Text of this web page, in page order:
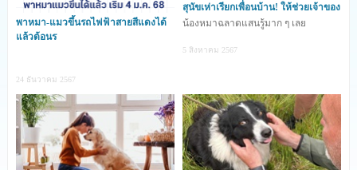
เรื่องราวสุดน่ารักของน้องหมาสายพันธุ์เฟรนช์ บูลด็อก ผสม
ชื่อดังเข้ามาอุ้มด้วยความเอ็นดู
น้องหมาตัวนี้มีชื่อว่า Teddy น้องถูกเจ้าของพามาร่วมงาน
เฉลิมฉลองการเลื่อนชั้นสู่พรีเมียร์ลีกของทีมฟุตบอล
พาหมา-แมวขึ้นรถไฟฟ้าสายสีแดงได้
แล้วต้อนร
24 ธันวาคม 2567
สุนัขเห่าเรียกเพื่อนบ้าน! ให้ช่วยเจ้าของ
น้องหมาฉลาดแสนรู้มาก ๆ เลย
5 สิงหาคม 2567